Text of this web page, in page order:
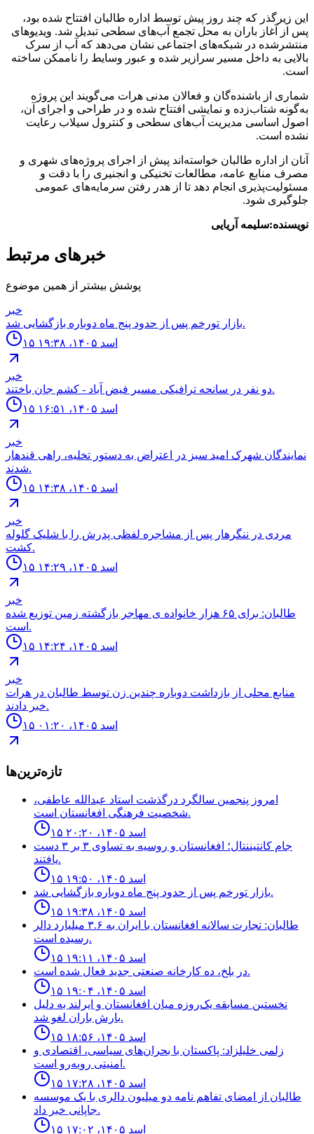
این زیرگذر که چند روز پیش توسط اداره طالبان افتتاح شده بود،
پس از آغاز باران به محل تجمع آب‌های سطحی تبدیل شد. ویدیوهای
منتشرشده در شبکه‌های اجتماعی نشان می‌دهد که آب از سرک
بالایی به داخل مسیر سرازیر شده و عبور وسایط را ناممکن ساخته
است.
شماری از باشنده‌گان و فعالان مدنی هرات می‌گویند این پروژه
به‌گونه شتاب‌زده و نمایشی افتتاح شده و در طراحی و اجرای آن،
اصول اساسی مدیریت آب‌های سطحی و کنترول سیلاب رعایت
نشده است.
آنان از اداره طالبان خواسته‌اند پیش از اجرای پروژه‌های شهری و
مصرف منابع عامه، مطالعات تخنیکی و انجنیری را با دقت و
مسئولیت‌پذیری انجام دهد تا از هدر رفتن سرمایه‌های عمومی
جلوگیری شود.
نویسنده:سلیمه آریایی
خبرهای مرتبط
پوشش بیشتر از همین موضوع
خبر
بازار تورخم پس از حدود پنج ماه دوباره بازگشایی شد.
۱۵ اسد ۱۴۰۵، ۱۹:۳۸
خبر
دو نفر در سانحه ترافيكى مسير فيض آباد - كشم جان باختند.
۱۵ اسد ۱۴۰۵، ۱۶:۵۱
خبر
نمايندگان شهرک اميد سبز در اعتراض به دستور تخليه، راهى قندهار
شدند.
۱۵ اسد ۱۴۰۵، ۱۴:۳۸
خبر
مردى در ننگرهار پس از مشاجره لفظى پدرش را با شليک گلوله
كشت.
۱۵ اسد ۱۴۰۵، ۱۴:۲۹
خبر
طالبان: براى ۶۵ هزار خانواده ی مهاجر بازگشته زمين توزيع شده
است.
۱۵ اسد ۱۴۰۵، ۱۴:۲۴
خبر
منابع محلى از بازداشت دوباره چندين زن توسط طالبان در هرات
خبر دادند.
۱۵ اسد ۱۴۰۵، ۰۱:۲۰
تازه‌ترین‌ها
امروز پنجمین سالگرد درگذشت استاد عبدالله عاطفی،
شخصیت فرهنگی افغانستان است.
۱۵ اسد ۱۴۰۵، ۲۰:۲۰
جام كانتيننتال؛ افغانستان و روسيه به تساوى ٣ بر ٣ دست
يافتند.
۱۵ اسد ۱۴۰۵، ۱۹:۵۰
بازار تورخم پس از حدود پنج ماه دوباره بازگشایی شد.
۱۵ اسد ۱۴۰۵، ۱۹:۳۸
طالبان: تجارت سالانه افغانستان با ایران به ۳.۶ میلیارد دالر
رسیده است.
۱۵ اسد ۱۴۰۵، ۱۹:۱۱
در بلخ، ده کارخانه صنعتی جدید فعال شده است.
۱۵ اسد ۱۴۰۵، ۱۹:۰۴
نخستین مسابقه یک‌روزه میان افغانستان و ایرلند به دلیل
بارش باران لغو شد.
۱۵ اسد ۱۴۰۵، ۱۸:۵۶
زلمی خلیلزاد: پاکستان با بحران‌های سیاسی، اقتصادی و
امنیتی روبه‌رو است.
۱۵ اسد ۱۴۰۵، ۱۷:۲۸
طالبان از امضاى تفاهم نامه دو ميليون دالرى با يک موسسه
جاپانى خبر داد.
۱۵ اسد ۱۴۰۵، ۱۷:۰۲